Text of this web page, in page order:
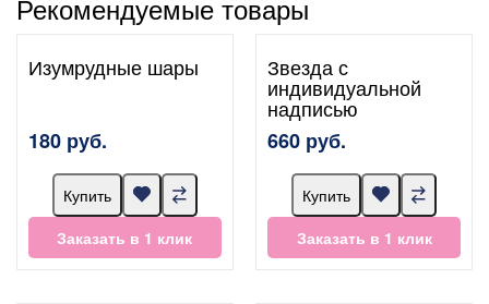
Рекомендуемые товары
Изумрудные шары
180 руб.
Купить
Заказать в 1 клик
Звезда с
индивидуальной
надписью
660 руб.
Купить
Заказать в 1 клик